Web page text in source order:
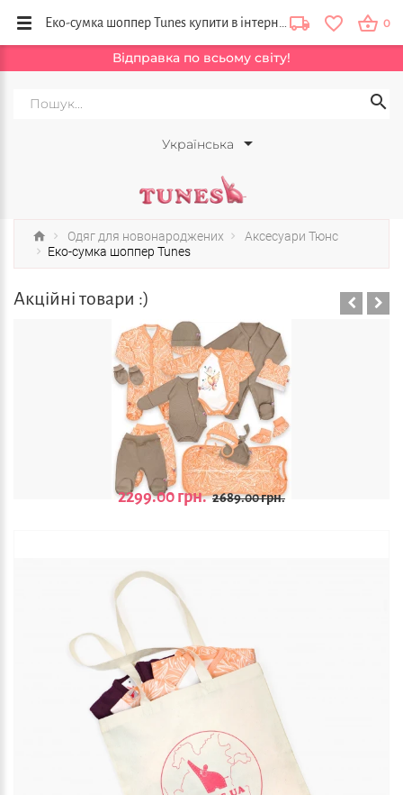
Відправка по всьому світу!
Українська
0
Одяг для новонароджених
Аксесуари Тюнс
Еко-сумка шоппер Tunes
Акційні товари :)
2299.00 грн. 2689.00 грн.